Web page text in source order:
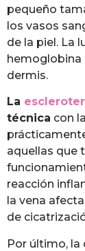
pequeño
los vasos
de la piel. La
hemoglobina
dermis.
La
técnica con
aquellas que
reacción
la vena
de
Por último,